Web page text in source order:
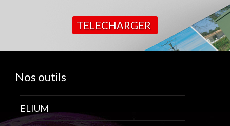
TELECHARGER
Nos outils
ELIUM